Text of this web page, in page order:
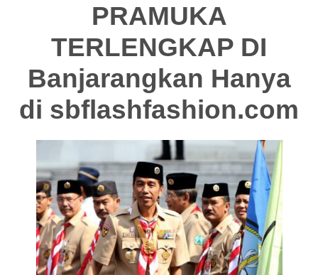
PRAMUKA
TERLENGKAP DI
Banjarangkan Hanya
di sbflashfashion.com